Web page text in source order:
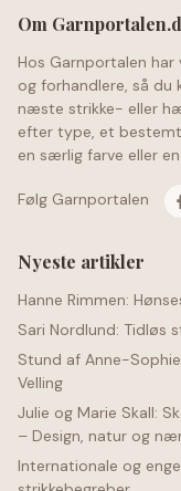
Om
Hos Garnportalen
og forhandlere, så
næste strikke- eller
efter type, et
en særlig farve eller
Følg Garnportalen
Nyeste artikler
Hanne Rimmen:
Sari Nordlund: Tidløs
Stund af Anne-
Velling
Julie og Marie Skall:
– Design, natur og
Internationale og